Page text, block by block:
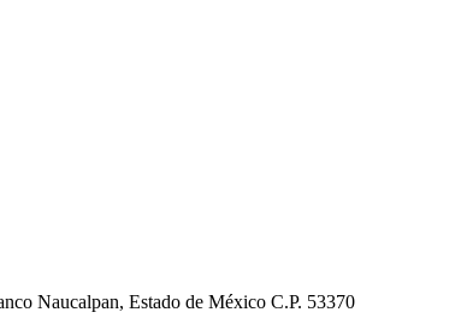
Naucalpan, Estado de México C.P. 53370